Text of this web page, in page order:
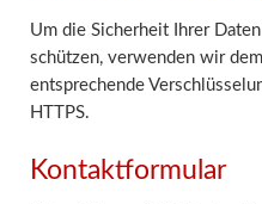
Um die Sicherheit Ihrer
schützen, verwenden wir
entsprechende
HTTPS.
Kontaktformular